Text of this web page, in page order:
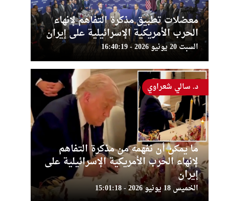
معضلات تطبيق مذكرة التفاهم لإنهاء
الحرب الأمريكية الإسرائيلية على إيران
السبت 20 يونيو 2026 - 16:40:19
ما يمكن أن نفهمه من مذكرة التفاهم
لإنهاء الحرب الأمريكية الإسرائيلية على
إيران
الخميس 18 يونيو 2026 - 15:01:18
د. سالي شعراوي